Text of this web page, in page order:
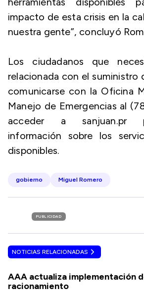
impacto de esta crisis en la
nuestra gente”, concluyó
Los ciudadanos que
relacionada con el suministro
comunicarse con la Oficina
Manejo de Emergencias al
acceder a sanjuan.pr
información sobre los
disponibles.
gobierno Miguel Romero
PUBLICIDAD
NOTICIAS RELACIONADAS
AAA actualiza implementación
racionamiento